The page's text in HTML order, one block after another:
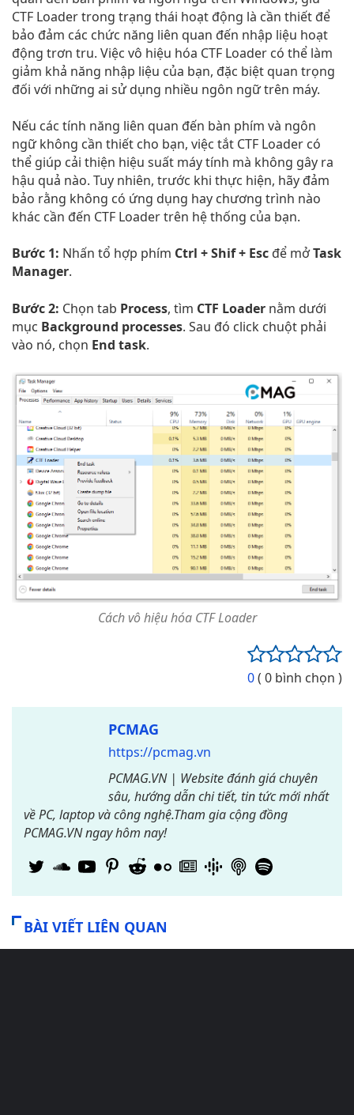
CTF Loader trong trạng thái hoạt động là cần thiết để
bảo đảm các chức năng liên quan đến nhập liệu hoạt
động trơn tru. Việc vô hiệu hóa CTF Loader có thể làm
giảm khả năng nhập liệu của bạn, đặc biệt quan trọng
đối với những ai sử dụng nhiều ngôn ngữ trên máy.
Nếu các tính năng liên quan đến bàn phím và ngôn
ngữ không cần thiết cho bạn, việc tắt CTF Loader có
thể giúp cải thiện hiệu suất máy tính mà không gây ra
hậu quả nào. Tuy nhiên, trước khi thực hiện, hãy đảm
bảo rằng không có ứng dụng hay chương trình nào
khác cần đến CTF Loader trên hệ thống của bạn.
Bước 1: Nhấn tổ hợp phím Ctrl + Shif + Esc để mởTask
Manager.
Bước 2: Chọn tab Process, tìm CTF Loader nằm dưới
mục Background processes. Sau đó click chuột phải
vào nó, chọn End task.
Cách vô hiệu hóa CTF Loader
0( 0 bình chọn )
PCMAG
https://pcmag.vn
PCMAG.VN | Website đánh giá chuyên
sâu, hướng dẫn chi tiết, tin tức mới nhất
về PC, laptop và công nghệ.Tham gia cộng đồng
PCMAG.VN ngay hôm nay!
BÀI VIẾT LIÊN QUAN